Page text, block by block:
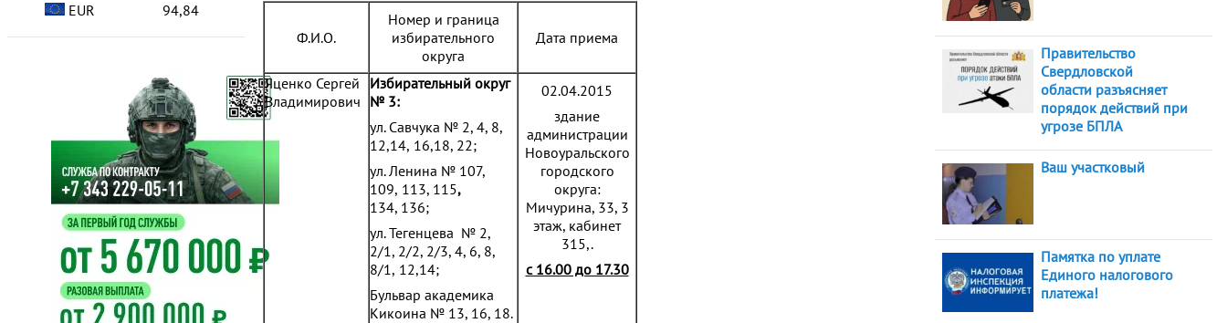
EUR
94,84
Ф.И.О.
Номер и граница
избирательного
округа
Дата приема
Яценко Сергей
Владимирович
Избирательный округ
№ 3:
ул. Савчука № 2, 4, 8,
12,14, 16,18, 22;
ул. Ленина № 107,
109, 113, 115,
134, 136;
ул. Тегенцева № 2,
2/1, 2/2, 2/3, 4, 6, 8,
8/1, 12,14;
Бульвар академика
Кикоина № 13, 16, 18.
02.04.2015
здание
администрации
Новоуральского
городского
округа:
Мичурина, 33, 3
этаж, кабинет
315,.
с 16.00 до 17.30
Правительство
Свердловской
области разъясняет
порядок действий при
угрозе БПЛА
Ваш участковый
Памятка по уплате
Единого налогового
платежа!